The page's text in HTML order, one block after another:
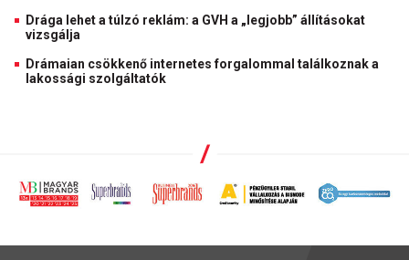
Drága lehet a túlzó reklám: a GVH a „legjobb” állításokat
vizsgálja
Drámaian csökkenő internetes forgalommal találkoznak a
lakossági szolgáltatók